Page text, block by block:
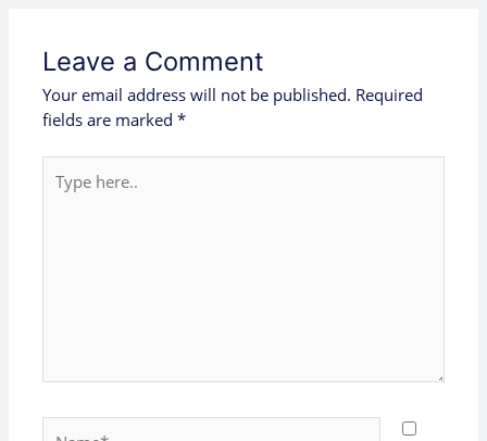
Leave a Comment
Your email address will not be published. Required
fields are marked*
here..